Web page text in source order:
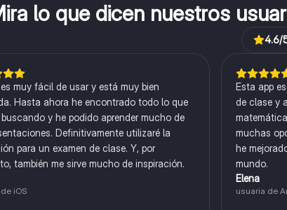
lo que dicen nuestros
4.6/
muy fácil de usar y está muy bien
Hasta ahora he encontrado todo lo que
y he podido aprender mucho de
Definitivamente utilizaré la
para un examen de clase. Y, por
también me sirve mucho de inspiración.
iOS
Esta app
de clase y
muchas
he
mundo.
Elena
usuaria de